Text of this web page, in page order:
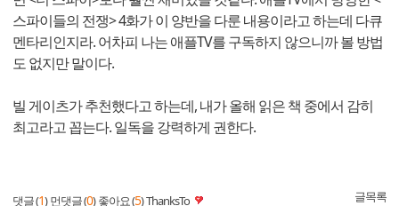
스파이들의 전쟁> 4화가 이 양반을 다룬 내용이라고 하는데 다큐
멘타리인지라. 어차피 나는 애플TV를 구독하지 않으니까 볼 방법
도 없지만 말이다.
빌 게이츠가 추천했다고 하는데, 내가 올해 읽은 책 중에서 감히
최고라고 꼽는다. 일독을 강력하게 권한다.
댓글 (1) 먼댓글 (0) 좋아요 (5)ThanksTo 글목록